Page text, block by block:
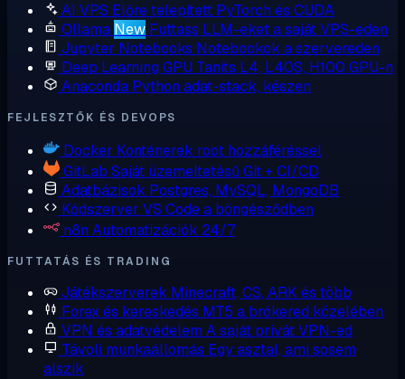
AI VPS Előre telepített PyTorch és CUDA
Ollama New Futtass LLM-eket a saját VPS-eden
Jupyter Notebooks Notebookok a szervereden
Deep Learning GPU Taníts L4, L40S, H100 GPU-n
Anaconda Python adat-stack, készen
FEJLESZTŐK ÉS DEVOPS
Docker Konténerek root hozzáféréssel
GitLab Saját üzemeltetésű Git + CI/CD
Adatbázisok Postgres, MySQL, MongoDB
Kódszerver VS Code a böngésződben
n8n Automatizációk 24/7
FUTTATÁS ÉS TRADING
Játékszerverek Minecraft, CS, ARK és több
Forex és kereskedés MT5 a brókered közelében
VPN és adatvédelem A saját privát VPN-ed
Távoli munkaállomás Egy asztal, ami sosem
alszik